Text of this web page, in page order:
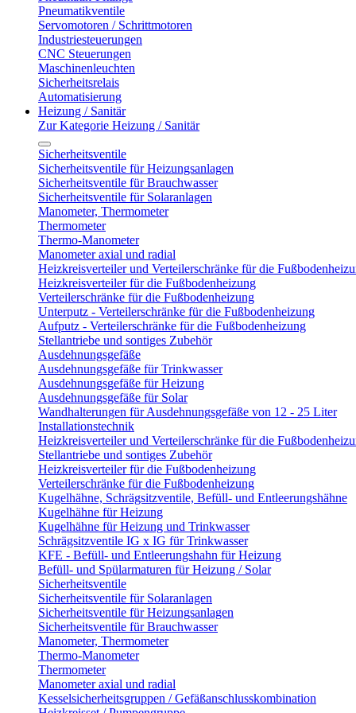
Pneumatikventile
Servomotoren / Schrittmotoren
Industriesteuerungen
CNC Steuerungen
Maschinenleuchten
Sicherheitsrelais
Automatisierung
Heizung / Sanitär
Zur Kategorie Heizung / Sanitär
Sicherheitsventile
Sicherheitsventile für Heizungsanlagen
Sicherheitsventile für Brauchwasser
Sicherheitsventile für Solaranlagen
Manometer, Thermometer
Thermometer
Thermo-Manometer
Manometer axial und radial
Heizkreisverteiler und Verteilerschränke für die
Heizkreisverteiler für die Fußbodenheizung
Verteilerschränke für die Fußbodenheizung
Unterputz - Verteilerschränke für die Fußbodenheizung
Aufputz - Verteilerschränke für die Fußbodenheizung
Stellantriebe und sontiges Zubehör
Ausdehnungsgefäße
Ausdehnungsgefäße für Trinkwasser
Ausdehnungsgefäße für Heizung
Ausdehnungsgefäße für Solar
Wandhalterungen für Ausdehnungsgefäße von 12 - 25 Liter
Installationstechnik
Heizkreisverteiler und Verteilerschränke für die
Stellantriebe und sontiges Zubehör
Heizkreisverteiler für die Fußbodenheizung
Verteilerschränke für die Fußbodenheizung
Kugelhähne, Schrägsitzventile, Befüll- und Entleerungshähne
Kugelhähne für Heizung
Kugelhähne für Heizung und Trinkwasser
Schrägsitzventile IG x IG für Trinkwasser
KFE - Befüll- und Entleerungshahn für Heizung
Befüll- und Spülarmaturen für Heizung / Solar
Sicherheitsventile
Sicherheitsventile für Solaranlagen
Sicherheitsventile für Heizungsanlagen
Sicherheitsventile für Brauchwasser
Manometer, Thermometer
Thermo-Manometer
Thermometer
Manometer axial und radial
Kesselsicherheitsgruppen / Gefäßanschlusskombination